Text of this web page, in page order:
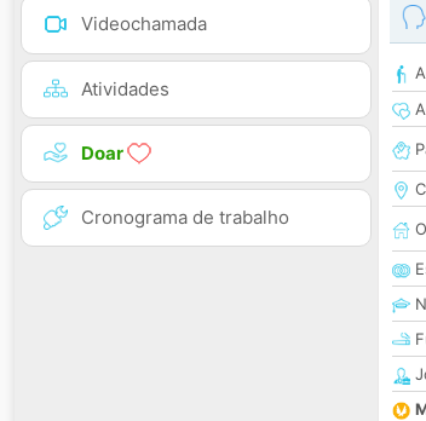
Videochamada
Atividades
Doar
Cronograma de trabalho